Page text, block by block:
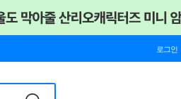
로그인